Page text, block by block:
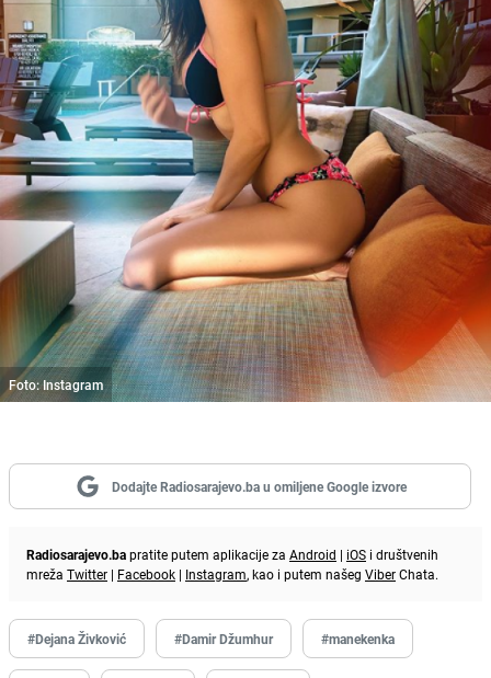
Foto: Instagram
Dodajte Radiosarajevo.ba u omiljene Google izvore
Radiosarajevo.bapratite putem aplikacije za Android | iOS i društvenih
mreža Twitter | Facebook | Instagram, kao i putem našeg ViberChata.
#Dejana Živković #Damir Džumhur #manekenka